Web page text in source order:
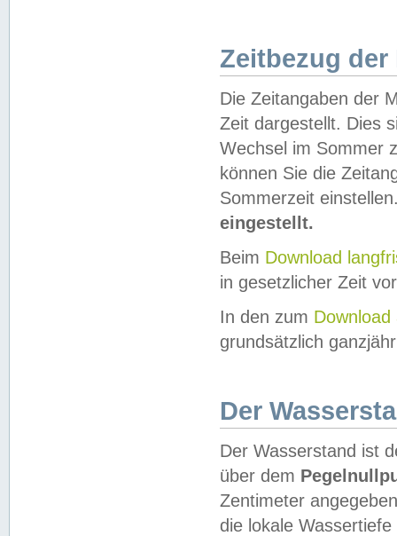
Zeitbezug der
Die Zeitangaben der
Zeit dargestellt. Dies
Wechsel im Sommer
können Sie die
Sommerzeit
eingestellt.
Beim Download
in gesetzlicher Zeit
In den zum Download
grundsätzlich
Der
Der Wasserstand ist
über dem
Zentimeter
die lokale